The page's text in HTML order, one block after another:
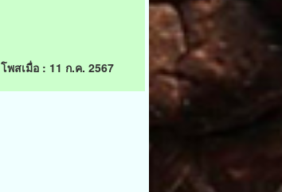
โพสเมื่อ : 11 ก.ค. 2567